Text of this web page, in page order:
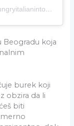
A post shared by Giovanni Farinella (@hungryitalianintown)
Beogradu koja
burek koji
obzira da li
biti